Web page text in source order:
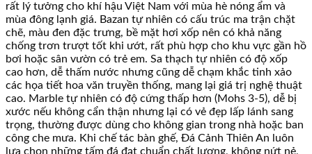
rất lý tưởng cho khí hậu Việt Nam với mùa hè nóng ẩm và
mùa đông lạnh giá. Bazan tự nhiên có cấu trúc ma trận chặt
chẽ, màu đen đặc trưng, bề mặt hơi xốp nên có khả năng
chống trơn trượt tốt khi ướt, rất phù hợp cho khu vực gần hồ
bơi hoặc sân vườn có trẻ em. Sa thạch tự nhiên có độ xốp
cao hơn, dễ thấm nước nhưng cũng dễ chạm khắc tinh xảo
các họa tiết hoa văn truyền thống, mang lại giá trị nghệ thuật
cao. Marble tự nhiên có độ cứng thấp hơn (Mohs 3-5), dễ bị
xước nếu không cẩn thận nhưng lại có vẻ đẹp lấp lánh sang
trọng, thường được dùng cho không gian trong nhà hoặc ban
công che mưa. Khi chế tác bàn ghế, Đá Cảnh Thiên An luôn
lựa chọn những tấm đá đạt chuẩn chất lượng, không nứt nẻ,